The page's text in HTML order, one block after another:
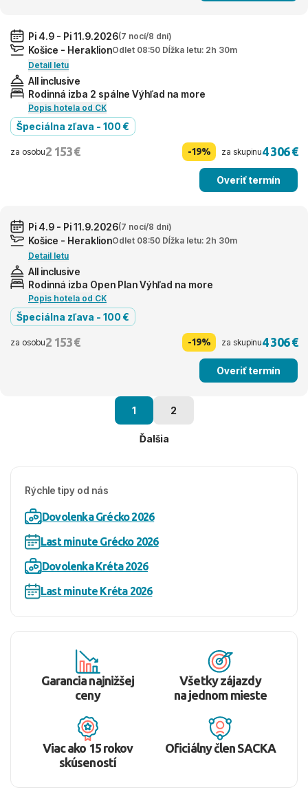
Pi 4.9 - Pi 11.9.2026(7 nocí/8 dní)
Košice - HeraklionOdlet 08:50 Dĺžka letu: 2h 30m
Detail letu
All inclusive
Rodinná izba 2 spálne Výhľad na more
Popis hotela od CK
Špeciálna zľava - 100 €
za osobu2 153 € -19% za skupinu4 306 €
Overiť termín
Pi 4.9 - Pi 11.9.2026(7 nocí/8 dní)
Košice - HeraklionOdlet 08:50 Dĺžka letu: 2h 30m
Detail letu
All inclusive
Rodinná izba Open Plan Výhľad na more
Popis hotela od CK
Špeciálna zľava - 100 €
za osobu2 153 € -19% za skupinu4 306 €
Overiť termín
1 2
Ďalšia
Rýchle tipy od nás
Dovolenka Grécko 2026
Last minute Grécko 2026
Dovolenka Kréta 2026
Last minute Kréta 2026
Garancia najnižšej
ceny
Všetky zájazdy
na jednom mieste
Viac ako 15 rokov
skúseností
Oficiálny člen SACKA